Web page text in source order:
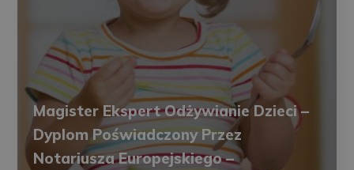
Magister Ekspert Odżywianie Dzieci –
Dyplom Poświadczony Przez
Notariusza Europejskiego –